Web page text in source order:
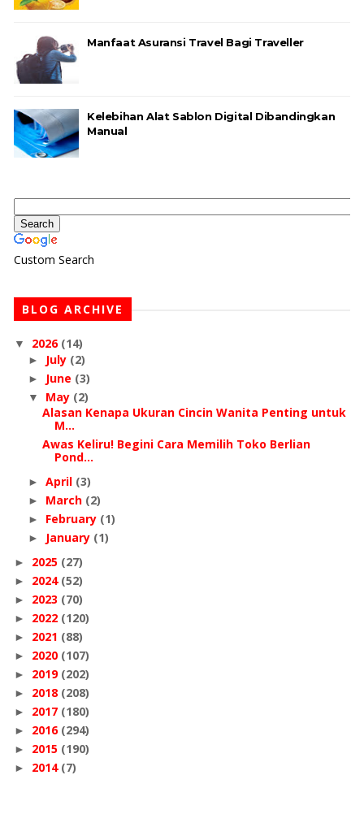
Manfaat Asuransi Travel Bagi Traveller
Kelebihan Alat Sablon Digital Dibandingkan
Manual
Custom Search
BLOG ARCHIVE
▼ 2026 (14)
► July (2)
► June (3)
▼ May (2)
Alasan Kenapa Ukuran Cincin Wanita Penting untuk
M...
Awas Keliru! Begini Cara Memilih Toko Berlian
Pond...
► April (3)
► March (2)
► February (1)
► January (1)
► 2025 (27)
► 2024 (52)
► 2023 (70)
► 2022 (120)
► 2021 (88)
► 2020 (107)
► 2019 (202)
► 2018 (208)
► 2017 (180)
► 2016 (294)
► 2015 (190)
► 2014 (7)